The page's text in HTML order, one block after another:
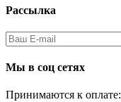
Рассылка
Мы в соц сетях
Принимаются к оплате: